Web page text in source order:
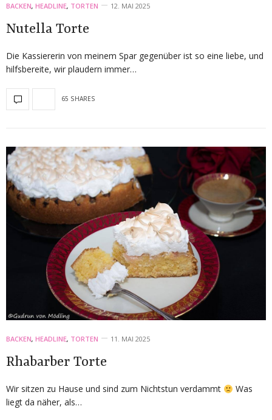
BACKEN, HEADLINE, TORTEN 12. MAI 2025
Nutella Torte
Die Kassiererin von meinem Spar gegenüber ist so eine liebe, und
hilfsbereite, wir plaudern immer…
65 SHARES
BACKEN, HEADLINE, TORTEN 11. MAI 2025
Rhabarber Torte
Wir sitzen zu Hause und sind zum Nichtstun verdammt
Was
liegt da näher, als…